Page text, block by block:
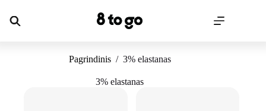
content
Pagrindinis / 3% elastanas
3% elastanas